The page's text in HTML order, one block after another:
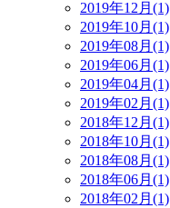
2019年12月(1)
2019年10月(1)
2019年08月(1)
2019年06月(1)
2019年04月(1)
2019年02月(1)
2018年12月(1)
2018年10月(1)
2018年08月(1)
2018年06月(1)
2018年02月(1)